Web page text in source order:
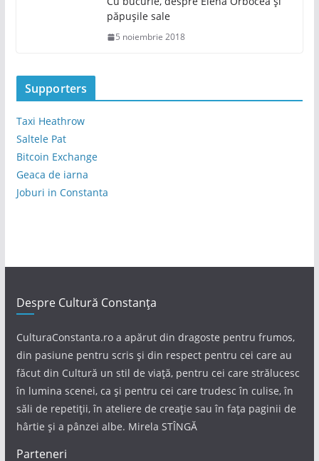
păpușile sale
5 noiembrie 2018
Supporters
Taxi Heathrow
Saltele Pat
Bitcoin Exchange
Geaca de iarna
Joburi in Constanta
Despre Cultură Constanța
CulturaConstanta.ro a apărut din dragoste pentru frumos,
din pasiune pentru scris și din respect pentru cei care au
făcut din Cultură un stil de viață, pentru cei care strălucesc
în lumina scenei, ca și pentru cei care trudesc în culise, în
săli de repetiții, în ateliere de creație sau în fața paginii de
hârtie și a pânzei albe. Mirela STÎNGĂ
Parteneri